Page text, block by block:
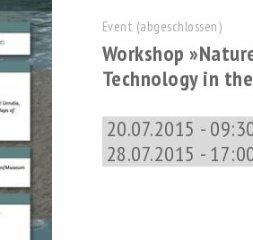
Event (abgeschlossen)
Workshop
Technology in
20.07.2015 -
28.07.2015 -